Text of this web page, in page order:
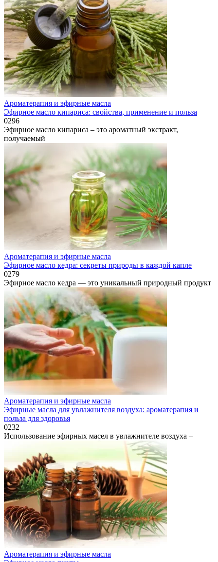
Ароматерапия и эфирные масла
Эфирное масло кипариса: свойства, применение и польза
0296
Эфирное масло кипариса – это ароматный экстракт,
получаемый
Ароматерапия и эфирные масла
Эфирное масло кедра: секреты природы в каждой капле
0279
Эфирное масло кедра — это уникальный природный продукт
Ароматерапия и эфирные масла
Эфирные масла для увлажнителя воздуха: ароматерапия и
польза для здоровья
0232
Использование эфирных масел в увлажнителе воздуха –
Ароматерапия и эфирные масла